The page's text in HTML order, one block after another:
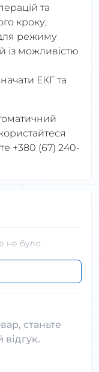
та
кроку;
режиму
із можливістю
ЕКГ та
+380 (67) 240-
не було.
станьте